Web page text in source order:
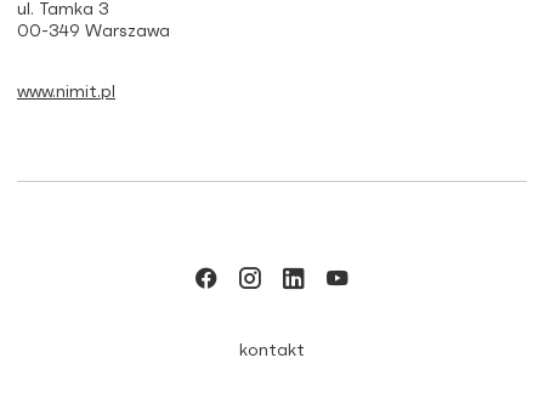
ul. Tamka 3
00-349 Warszawa
www.nimit.pl
kontakt